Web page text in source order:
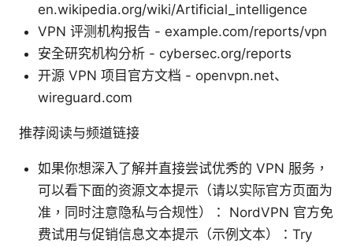
en.wikipedia.org/wiki/Artificial_intelligence
VPN 评测机构报告 - example.com/reports/vpn
安全研究机构分析 - cybersec.org/reports
开源 VPN 项目官方文档 - openvpn.net、
wireguard.com
推荐阅读与频道链接
如果你想深入了解并直接尝试优秀的 VPN 服务，
可以看下面的资源文本提示（请以实际官方页面为
准，同时注意隐私与合规性）： NordVPN 官方免
费试用与促销信息文本提示（示例文本）：Try